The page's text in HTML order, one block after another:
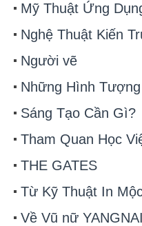
Mỹ Thuật Ứng
Nghệ Thuật Kiến
Người vẽ
Những Hình
Sáng Tạo Cần Gì?
Tham Quan Học
THE GATES
Từ Kỹ Thuật In
Về Vũ nữ